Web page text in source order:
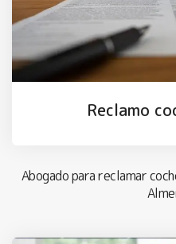
Reclamo
Abogado para reclamar